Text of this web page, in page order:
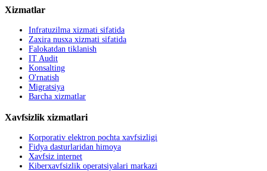
Xizmatlar
Infratuzilma xizmati sifatida
Zaxira nusxa xizmati sifatida
Falokatdan tiklanish
IT Audit
Konsalting
O'rnatish
Migratsiya
Barcha xizmatlar
Xavfsizlik xizmatlari
Korporativ elektron pochta xavfsizligi
Fidya dasturlaridan himoya
Xavfsiz internet
Kiberxavfsizlik operatsiyalari markazi